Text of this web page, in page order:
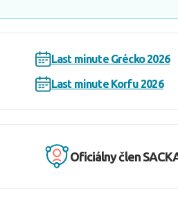
Last minute Grécko 2026
Last minute Korfu 2026
Oficiálny člen